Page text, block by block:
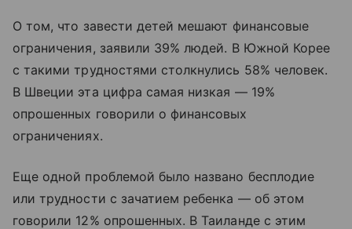
О том, что завести детей мешают финансовые
ограничения, заявили 39% людей. В Южной Корее
с такими трудностями столкнулись 58% человек.
В Швеции эта цифра самая низкая — 19%
опрошенных говорили о финансовых
ограничениях.
Еще одной проблемой было названо бесплодие
или трудности с зачатием ребенка — об этом
говорили 12% опрошенных. В Таиланде с этим